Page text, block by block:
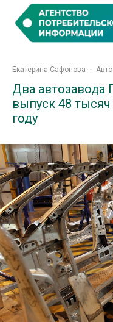
Екатерина Сафонова · Авто
Два автозавода
выпуск 48
году